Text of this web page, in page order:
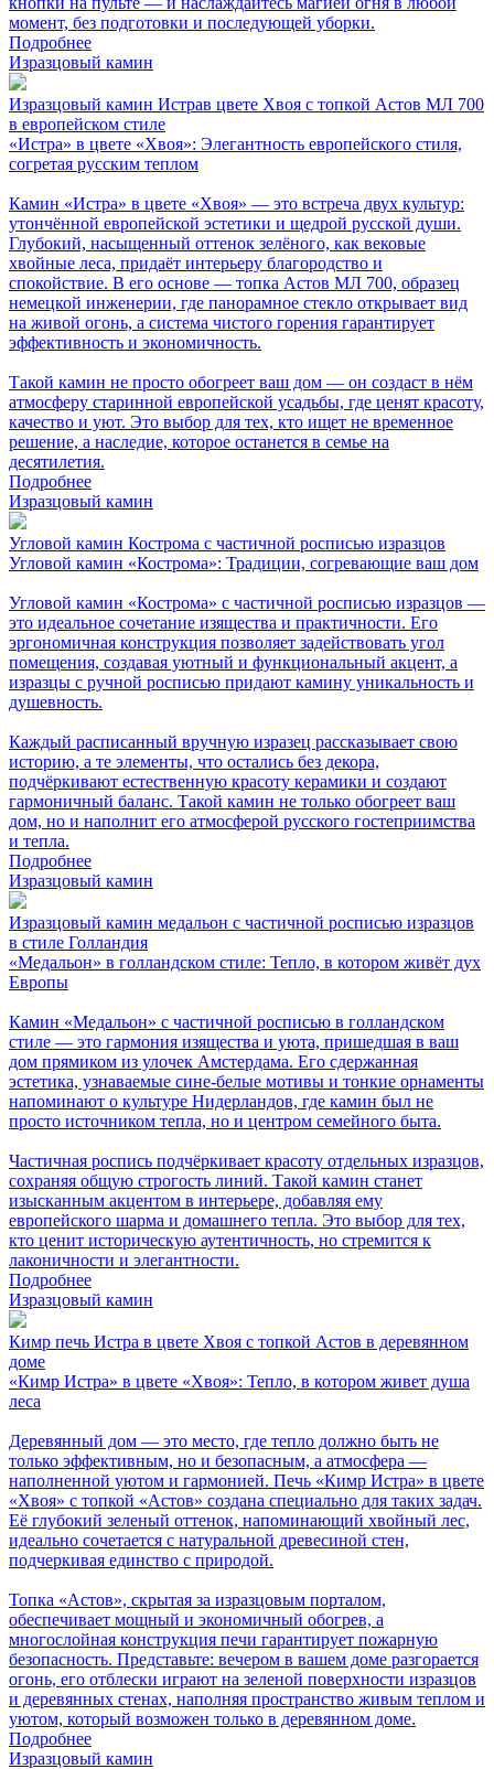
момент, без подготовки и последующей уборки.
Подробнее
Изразцовый камин
Изразцовый камин Истрав цвете Хвоя с топкой Астов МЛ 700
в европейском стиле
«Истра» в цвете «Хвоя»: Элегантность европейского стиля,
согретая русским теплом
Камин «Истра» в цвете «Хвоя» — это встреча двух культур:
утончённой европейской эстетики и щедрой русской души.
Глубокий, насыщенный оттенок зелёного, как вековые
хвойные леса, придаёт интерьеру благородство и
спокойствие. В его основе — топка Астов МЛ 700, образец
немецкой инженерии, где панорамное стекло открывает вид
на живой огонь, а система чистого горения гарантирует
эффективность и экономичность.
Такой камин не просто обогреет ваш дом — он создаст в нём
атмосферу старинной европейской усадьбы, где ценят красоту,
качество и уют. Это выбор для тех, кто ищет не временное
решение, а наследие, которое останется в семье на
десятилетия.
Подробнее
Изразцовый камин
Угловой камин Кострома с частичной росписью изразцов
Угловой камин «Кострома»: Традиции, согревающие ваш дом
Угловой камин «Кострома» с частичной росписью изразцов —
это идеальное сочетание изящества и практичности. Его
эргономичная конструкция позволяет задействовать угол
помещения, создавая уютный и функциональный акцент, а
изразцы с ручной росписью придают камину уникальность и
душевность.
Каждый расписанный вручную изразец рассказывает свою
историю, а те элементы, что остались без декора,
подчёркивают естественную красоту керамики и создают
гармоничный баланс. Такой камин не только обогреет ваш
дом, но и наполнит его атмосферой русского гостеприимства
и тепла.
Подробнее
Изразцовый камин
Изразцовый камин медальон с частичной росписью изразцов
в стиле Голландия
«Медальон» в голландском стиле: Тепло, в котором живёт дух
Европы
Камин «Медальон» с частичной росписью в голландском
стиле — это гармония изящества и уюта, пришедшая в ваш
дом прямиком из улочек Амстердама. Его сдержанная
эстетика, узнаваемые сине-белые мотивы и тонкие орнаменты
напоминают о культуре Нидерландов, где камин был не
просто источником тепла, но и центром семейного быта.
Частичная роспись подчёркивает красоту отдельных изразцов,
сохраняя общую строгость линий. Такой камин станет
изысканным акцентом в интерьере, добавляя ему
европейского шарма и домашнего тепла. Это выбор для тех,
кто ценит историческую аутентичность, но стремится к
лаконичности и элегантности.
Подробнее
Изразцовый камин
Кимр печь Истра в цвете Хвоя с топкой Астов в деревянном
доме
«Кимр Истра» в цвете «Хвоя»: Тепло, в котором живет душа
леса
Деревянный дом — это место, где тепло должно быть не
только эффективным, но и безопасным, а атмосфера —
наполненной уютом и гармонией. Печь «Кимр Истра» в цвете
«Хвоя» с топкой «Астов» создана специально для таких задач.
Её глубокий зеленый оттенок, напоминающий хвойный лес,
идеально сочетается с натуральной древесиной стен,
подчеркивая единство с природой.
Топка «Астов», скрытая за изразцовым порталом,
обеспечивает мощный и экономичный обогрев, а
многослойная конструкция печи гарантирует пожарную
безопасность. Представьте: вечером в вашем доме разгорается
огонь, его отблески играют на зеленой поверхности изразцов
и деревянных стенах, наполняя пространство живым теплом и
уютом, который возможен только в деревянном доме.
Подробнее
Изразцовый камин